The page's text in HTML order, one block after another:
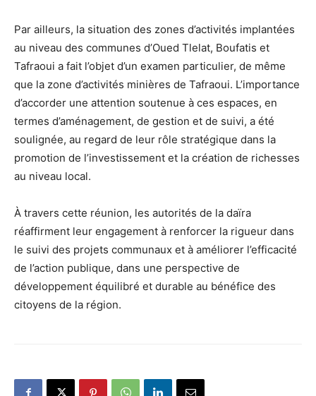
Par ailleurs, la situation des zones d’activités implantées
au niveau des communes d’Oued Tlelat, Boufatis et
Tafraoui a fait l’objet d’un examen particulier, de même
que la zone d’activités minières de Tafraoui. L’importance
d’accorder une attention soutenue à ces espaces, en
termes d’aménagement, de gestion et de suivi, a été
soulignée, au regard de leur rôle stratégique dans la
promotion de l’investissement et la création de richesses
au niveau local.
À travers cette réunion, les autorités de la daïra
réaffirment leur engagement à renforcer la rigueur dans
le suivi des projets communaux et à améliorer l’efficacité
de l’action publique, dans une perspective de
développement équilibré et durable au bénéfice des
citoyens de la région.